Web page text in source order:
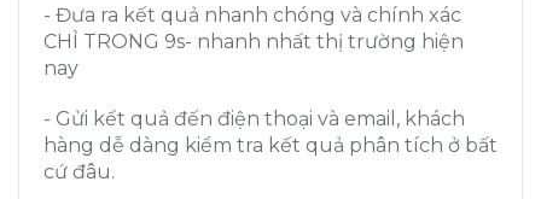
- Đưa ra kết quả nhanh chóng và chính xác
CHỈ TRONG 9s- nhanh nhất thị trường hiện
nay
- Gửi kết quả đến điện thoại và email, khách
hàng dễ dàng kiểm tra kết quả phân tích ở bất
cứ đâu.